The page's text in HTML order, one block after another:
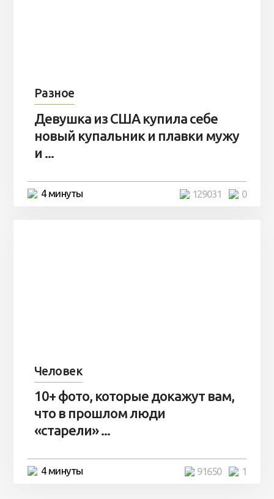
Разное
Девушка из США купила себе
новый купальник и плавки мужу
и ...
4 минуты 0
129031
Человек
10+ фото, которые докажут вам,
что в прошлом люди
«старели» ...
4 минуты 1
91650